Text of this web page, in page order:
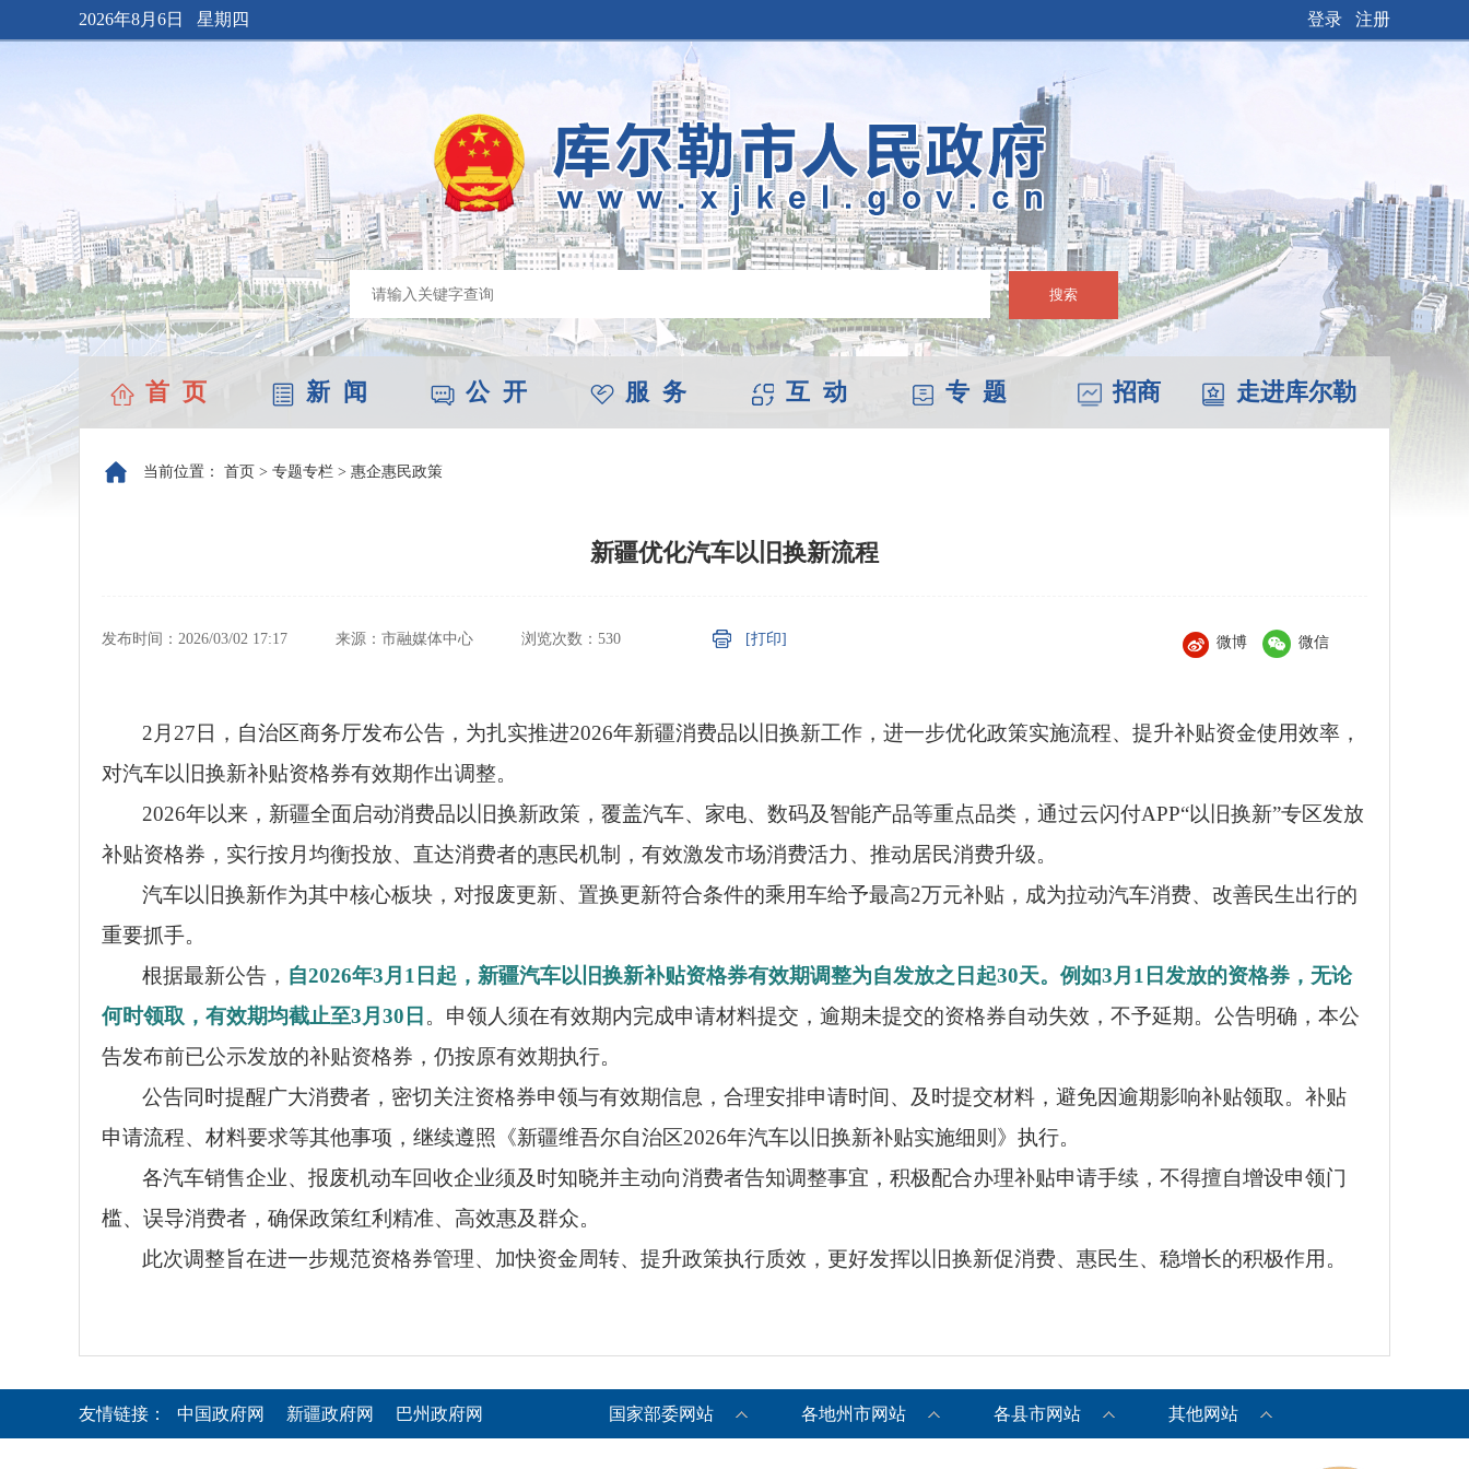
2026年8月6日 星期四 登录 注册
搜索
首 页 新 闻 公 开 服 务 互 动 专 题 招商 走进库尔勒
当前位置： 首页 > 专题专栏 > 惠企惠民政策
新疆优化汽车以旧换新流程
发布时间：2026/03/02 17:17 来源：市融媒体中心 浏览次数： 530 [打印] 微博 微信
2月27日，自治区商务厅发布公告，为扎实推进2026年新疆消费品以旧换新工作，进一步优化政策实施流程、提升补贴资金使用效率，
对汽车以旧换新补贴资格券有效期作出调整。
2026年以来，新疆全面启动消费品以旧换新政策，覆盖汽车、家电、数码及智能产品等重点品类，通过云闪付APP“以旧换新”专区发放
补贴资格券，实行按月均衡投放、直达消费者的惠民机制，有效激发市场消费活力、推动居民消费升级。
汽车以旧换新作为其中核心板块，对报废更新、置换更新符合条件的乘用车给予最高2万元补贴，成为拉动汽车消费、改善民生出行的
重要抓手。
根据最新公告， 自2026年3月1日起，新疆汽车以旧换新补贴资格券有效期调整为自发放之日起30天。例如3月1日发放的资格券，无论
何时领取，有效期均截止至3月30日 。申领人须在有效期内完成申请材料提交，逾期未提交的资格券自动失效，不予延期。公告明确，本公
告发布前已公示发放的补贴资格券，仍按原有效期执行。
公告同时提醒广大消费者，密切关注资格券申领与有效期信息，合理安排申请时间、及时提交材料，避免因逾期影响补贴领取。补贴
申请流程、材料要求等其他事项，继续遵照《新疆维吾尔自治区2026年汽车以旧换新补贴实施细则》执行。
各汽车销售企业、报废机动车回收企业须及时知晓并主动向消费者告知调整事宜，积极配合办理补贴申请手续，不得擅自增设申领门
槛、误导消费者，确保政策红利精准、高效惠及群众。
此次调整旨在进一步规范资格券管理、加快资金周转、提升政策执行质效，更好发挥以旧换新促消费、惠民生、稳增长的积极作用。
友情链接： 中国政府网 新疆政府网 巴州政府网 国家部委网站 各地州市网站 各县市网站 其他网站